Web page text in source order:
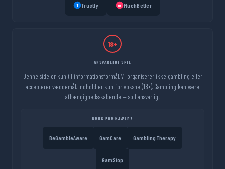
T Trustly MB MuchBetter
18+
ANSVARLIGT SPIL
Denne side er kun til informationsformål. Vi organiserer ikke gambling eller
accepterer væddemål. Indhold er kun for voksne (18+). Gambling kan være
afhængighedsskabende — spil ansvarligt.
BRUG FOR HJÆLP?
BeGambleAware GamCare Gambling Therapy
GamStop